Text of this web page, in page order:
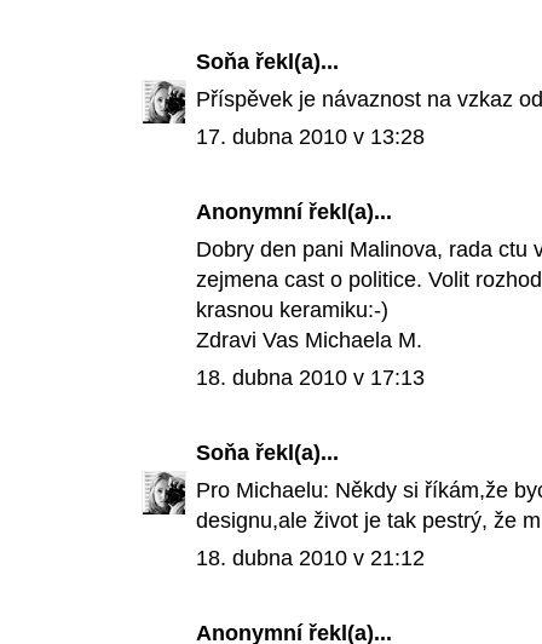
Soňa řekl(a)...
Příspěvek je návaznost na vzkaz
17. dubna 2010 v 13:28
Anonymní řekl(a)...
Dobry den pani Malinova, rada ctu
zejmena cast o politice. Volit
krasnou keramiku:-)
Zdravi Vas Michaela M.
18. dubna 2010 v 17:13
Soňa řekl(a)...
Pro Michaelu: Někdy si říkám,že
designu,ale život je tak pestrý, že
18. dubna 2010 v 21:12
Anonymní řekl(a)...